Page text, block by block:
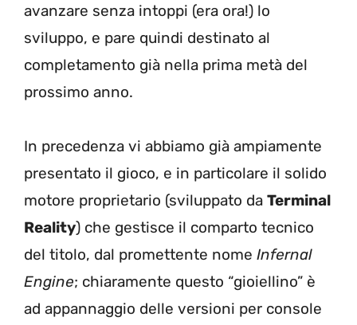
avanzare senza intoppi (era ora!) lo
sviluppo, e pare quindi destinato al
completamento già nella prima metà del
prossimo anno.
In precedenza vi abbiamo già ampiamente
presentato il gioco, e in particolare il solido
motore proprietario (sviluppato da Terminal
Reality) che gestisce il comparto tecnico
del titolo, dal promettente nome Infernal
Engine; chiaramente questo “gioiellino” è
ad appannaggio delle versioni per console